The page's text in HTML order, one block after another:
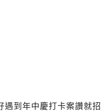
遇到年中慶打卡案讚就招